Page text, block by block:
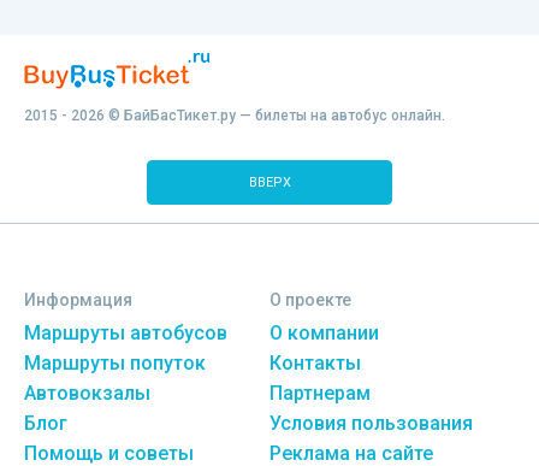
2015 - 2026 © БайБасТикет.ру — билеты на автобус онлайн.
ВВЕРХ
Информация
Маршруты автобусов
Маршруты попуток
Автовокзалы
Блог
Помощь и советы
О проекте
О компании
Контакты
Партнерам
Условия пользования
Реклама на сайте